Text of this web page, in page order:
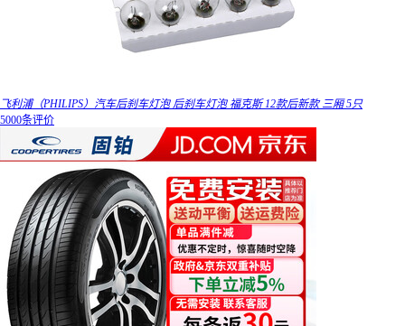
飞利浦（PHILIPS）汽车后刹车灯泡 后刹车灯泡 福克斯 12款后新款 三厢 5只
5000条评价